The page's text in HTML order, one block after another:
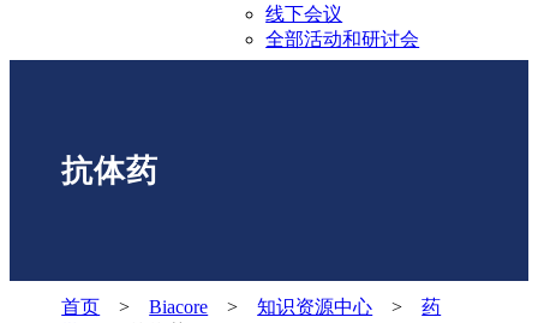
线下会议
全部活动和研讨会
抗体药
首页 >Biacore >知识资源中心 >药